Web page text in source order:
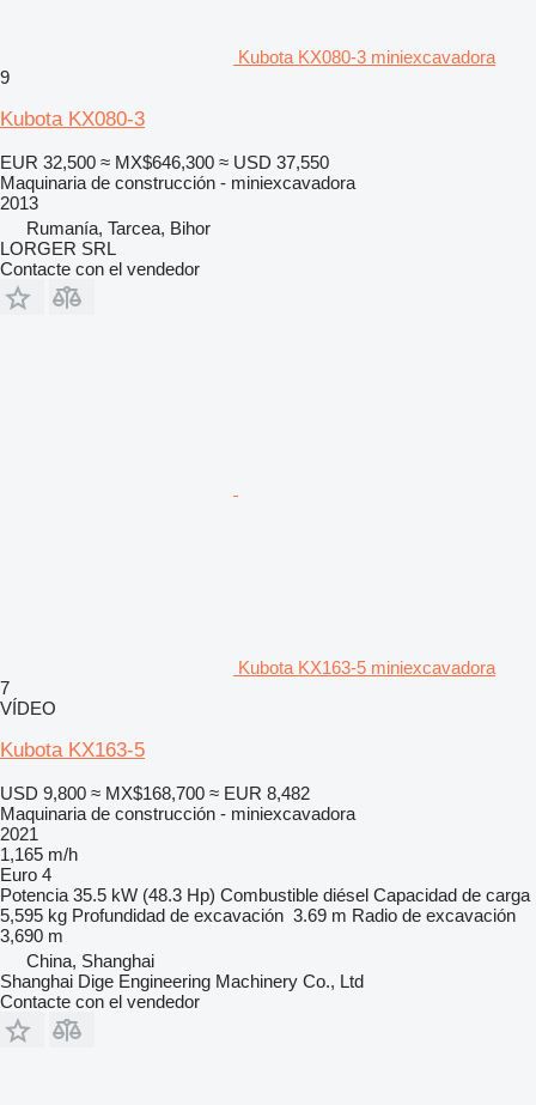
Kubota KX080-3 miniexcavadora
9
Kubota KX080-3
EUR 32,500 ≈ MX$646,300 ≈ USD 37,550
Maquinaria de construcción - miniexcavadora
2013
Rumanía, Tarcea, Bihor
LORGER SRL
Contacte con el vendedor
Kubota KX163-5 miniexcavadora
7
VÍDEO
Kubota KX163-5
USD 9,800 ≈ MX$168,700 ≈ EUR 8,482
Maquinaria de construcción - miniexcavadora
2021
1,165 m/h
Euro 4
Potencia 35.5 kW (48.3 Hp) Combustible diésel Capacidad de carga
5,595 kg Profundidad de excavación 3.69 m Radio de excavación
3,690 m
China, Shanghai
Shanghai Dige Engineering Machinery Co., Ltd
Contacte con el vendedor